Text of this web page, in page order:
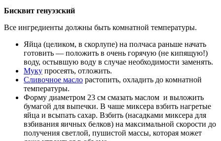
Бисквит генуэзский
Все ингредиенты должны быть комнатной температуры.
Яйца (целиком, в скорлупе) на полчаса раньше начать
готовить — положить в очень горячую (не кипящую!)
воду, остывшую воду в случае необходимости заменять.
Муку просеять, отложить.
Сливочное масло растопить, охладить до комнатной
температуры.
Форму диаметром 23 см смазать маслом и выложить
бумагой для выпечки. В чаше миксера взбить нагретые
яйца и всыпать сахар. Взбить (насадками миксера для
взбивания яичных белков) на максимальной скорости до
получения светлой, пушистой массы, которая может